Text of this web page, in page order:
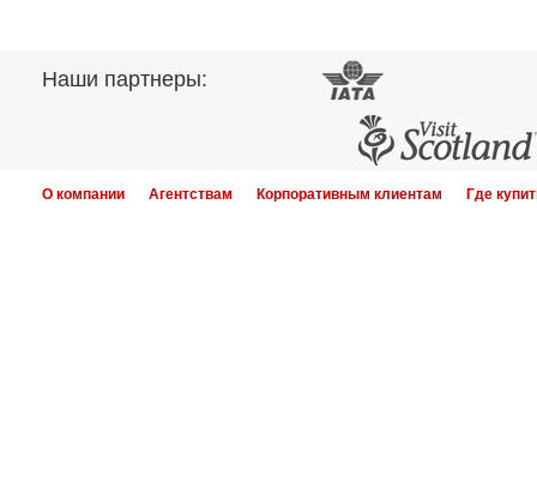
Наши партнеры:
О компании Агентствам Корпоративным клиентам Где